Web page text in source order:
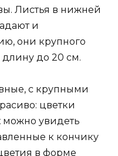
Листья в нижней
и
они крупного
длину до 20 см.
с крупными
цветки
можно увидеть
к кончику
в форме